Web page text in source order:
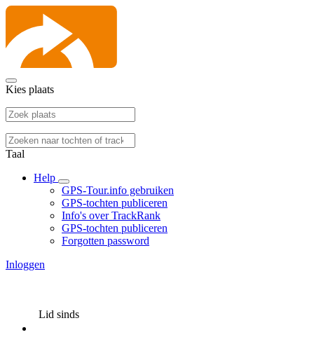
Kies plaats
Taal
Help
GPS-Tour.info gebruiken
GPS-tochten publiceren
Info's over TrackRank
GPS-tochten publiceren
Forgotten password
Inloggen
Lid sinds